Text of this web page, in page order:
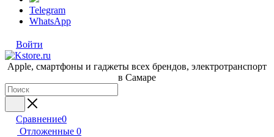
Telegram
WhatsApp
Войти
Apple, cмартфоны и гаджеты всех брендов, электротранспорт
в Самаре
Сравнение0
Отложенные 0